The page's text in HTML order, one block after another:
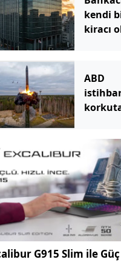
kendi
kiracı
ABD
G915 Slim ile Güç